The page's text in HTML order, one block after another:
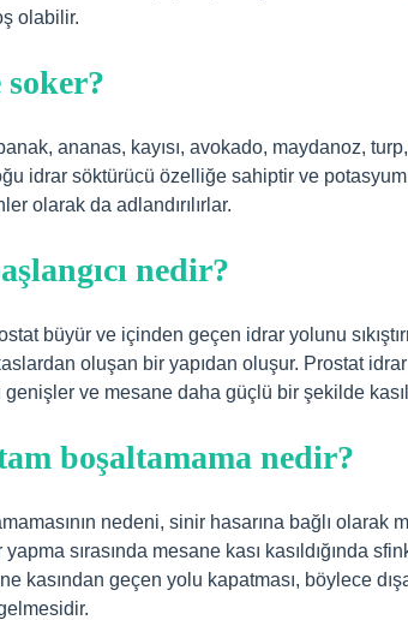
olabilir.
ananas, kayısı, avokado, maydanoz,
idrar söktürücü özelliğe sahiptir ve
olarak da adlandırılırlar.
nedir?
büyür ve içinden geçen idrar yolunu
oluşan bir yapıdan oluşur. Prostat idrar
genişler ve mesane daha güçlü bir şekilde
boşaltamama nedir?
nedeni, sinir hasarına bağlı
sırasında mesane kası kasıldığında
kasından geçen yolu kapatması, böylece